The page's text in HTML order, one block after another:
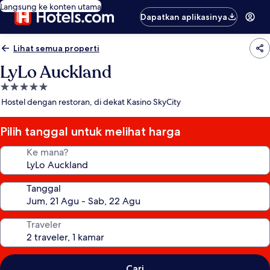
Langsung ke konten utama
Dapatkan aplikasinya
Lihat semua properti
LyLo Auckland
Properti
bintang
Hostel dengan restoran, di dekat Kasino SkyCity
Pilih tanggal untuk melihat harga
Ke mana?
Tanggal
Traveler